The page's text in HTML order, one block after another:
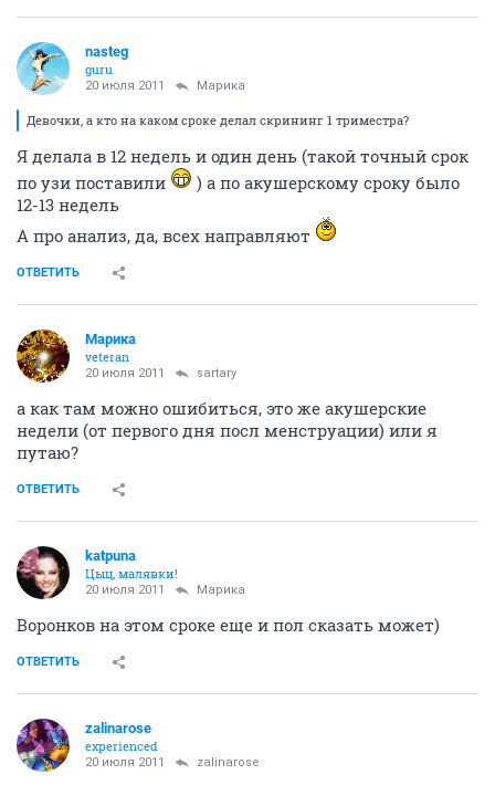
nasteg
guru
20 июля 2011 Марика
Девочки, а кто на каком сроке делал скрининг 1 триместра?
Я делала в 12 недель и один день (такой точный срок
по узи поставили
) а по акушерскому сроку было
12-13 недель
А про анализ, да, всех направляют
ОТВЕТИТЬ
Марика
veteran
20 июля 2011 sartary
а как там можно ошибиться, это же акушерские
недели (от первого дня посл менструации) или я
путаю?
ОТВЕТИТЬ
katpuna
Цыц, малявки!
20 июля 2011 Марика
Воронков на этом сроке еще и пол сказать может)
ОТВЕТИТЬ
zalinarose
experienced
20 июля 2011 zalinarose